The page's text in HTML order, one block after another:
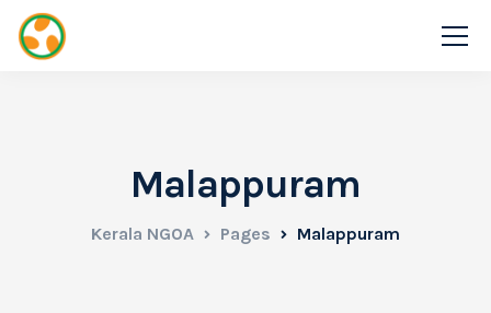
Malappuram
Kerala NGOA Pages Malappuram